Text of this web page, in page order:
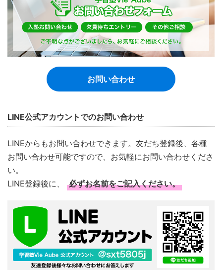
お問い合わせ
LINE公式アカウントでのお問い合わせ
LINEからもお問い合わせできます。友だち登録後、各種
お問い合わせ可能ですので、お気軽にお問い合わせくださ
い。
LINE登録後に、
必ずお名前をご記入ください。